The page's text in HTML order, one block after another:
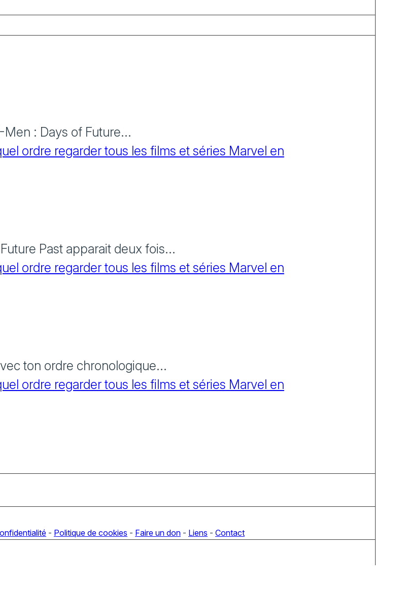
: Days of Future...
ordre regarder tous les films et séries Marvel en
Past apparait deux fois...
ordre regarder tous les films et séries Marvel en
ton ordre chronologique...
ordre regarder tous les films et séries Marvel en
- Politique de cookies - Faire un don - Liens - Contact